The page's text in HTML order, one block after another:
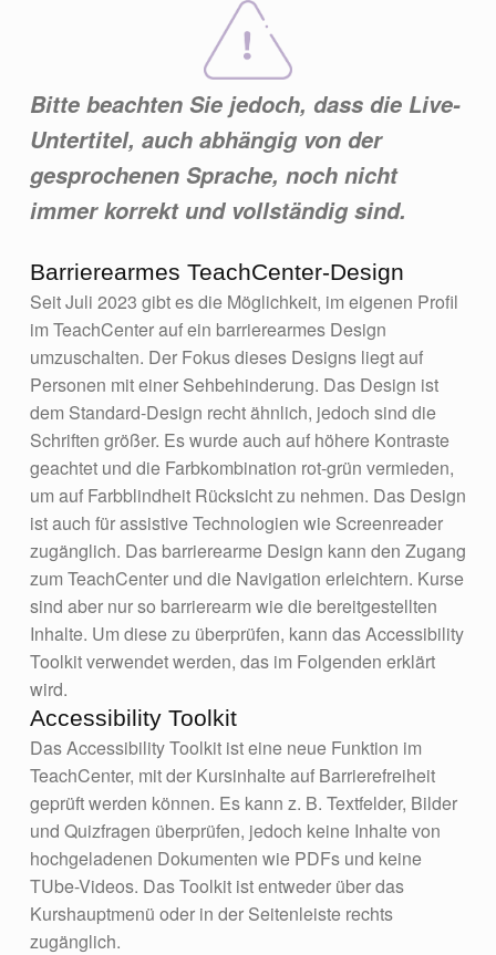
Bitte beachten Sie jedoch, dass die Live-
Untertitel, auch abhängig von der
gesprochenen Sprache, noch nicht
immer korrekt und vollständig sind.
Barrierearmes TeachCenter-Design
Seit Juli 2023 gibt es die Möglichkeit, im eigenen Profil
im TeachCenter auf ein barrierearmes Design
umzuschalten. Der Fokus dieses Designs liegt auf
Personen mit einer Sehbehinderung. Das Design ist
dem Standard-Design recht ähnlich, jedoch sind die
Schriften größer. Es wurde auch auf höhere Kontraste
geachtet und die Farbkombination rot-grün vermieden,
um auf Farbblindheit Rücksicht zu nehmen. Das Design
ist auch für assistive Technologien wie Screenreader
zugänglich. Das barrierearme Design kann den Zugang
zum TeachCenter und die Navigation erleichtern. Kurse
sind aber nur so barrierearm wie die bereitgestellten
Inhalte. Um diese zu überprüfen, kann das Accessibility
Toolkit verwendet werden, das im Folgenden erklärt
wird.
Accessibility Toolkit
Das Accessibility Toolkit ist eine neue Funktion im
TeachCenter, mit der Kursinhalte auf Barrierefreiheit
geprüft werden können. Es kann z. B. Textfelder, Bilder
und Quizfragen überprüfen, jedoch keine Inhalte von
hochgeladenen Dokumenten wie PDFs und keine
TUbe-Videos. Das Toolkit ist entweder über das
Kurshauptmenü oder in der Seitenleiste rechts
zugänglich.